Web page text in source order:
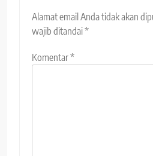
Alamat email Anda tidak akan
wajib ditandai*
Komentar*